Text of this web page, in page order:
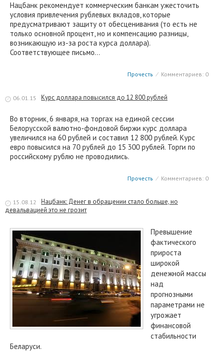
Нацбанк рекомендует коммерческим банкам ужесточить
условия привлечения рублевых вкладов, которые
предусматривают защиту от обесценивания (то есть не
только основной процент, но и компенсацию разницы,
возникающую из-за роста курса доллара).
Соответствующее письмо…
Прочесть ⁄ Комментариев: 0
06.01.15 Курс доллара повысился до 12 800 рублей
Во вторник, 6 января, на торгах на единой сессии
Белорусской валютно-фондовой биржи курс доллара
увеличился на 60 рублей и составил 12 800 рублей. Курс
евро повысился на 70 рублей до 15 300 рублей. Торги по
российскому рублю не проводились.
Прочесть ⁄ Комментариев: 0
15.08.12
Нацбанк: Денег в обращении стало больше, но
девальвацией это не грозит
Превышение
фактического
прироста
широкой
денежной массы
над
прогнозными
параметрами не
угрожает
финансовой
стабильности
Беларуси.